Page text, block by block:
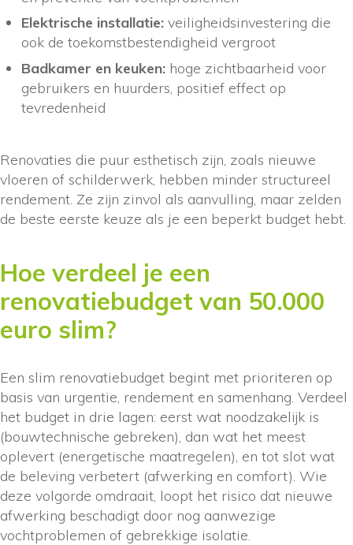
Elektrische installatie: veiligheidsinvestering die
ook de toekomstbestendigheid vergroot
Badkamer en keuken: hoge zichtbaarheid voor
gebruikers en huurders, positief effect op
tevredenheid
Renovaties die puur esthetisch zijn, zoals nieuwe
vloeren of schilderwerk, hebben minder structureel
rendement. Ze zijn zinvol als aanvulling, maar zelden
de beste eerste keuze als je een beperkt budget hebt.
Hoe verdeel je een
renovatiebudget van 50.000
euro slim?
Een slim renovatiebudget begint met prioriteren op
basis van urgentie, rendement en samenhang. Verdeel
het budget in drie lagen: eerst wat noodzakelijk is
(bouwtechnische gebreken), dan wat het meest
oplevert (energetische maatregelen), en tot slot wat
de beleving verbetert (afwerking en comfort). Wie
deze volgorde omdraait, loopt het risico dat nieuwe
afwerking beschadigt door nog aanwezige
vochtproblemen of gebrekkige isolatie.